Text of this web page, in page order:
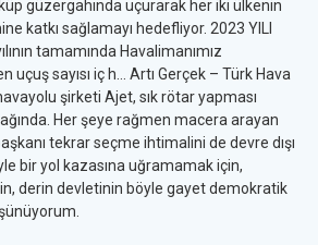
güzergahında uçurarak her iki ülkenin
katkı sağlamayı hedefliyor. 2023 YILI
tamamında Havalimanımız
uçuş sayısı iç h… Artı Gerçek – Türk Hava
şirketi Ajet, sık rötar yapması
Her şeye rağmen macera arayan
tekrar seçme ihtimalini de devre dışı
bir yol kazasına uğramamak için,
derin devletinin böyle gayet demokratik